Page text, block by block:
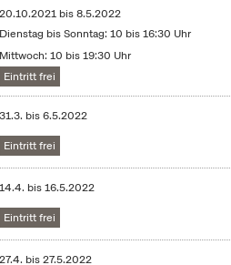
20.10.2021 bis8.5.2022
Dienstag bis Sonntag: 10 bis 16:30 Uhr
Mittwoch: 10 bis 19:30 Uhr
Eintritt frei
31.3. bis6.5.2022
Eintritt frei
14.4. bis16.5.2022
Eintritt frei
27.4. bis27.5.2022